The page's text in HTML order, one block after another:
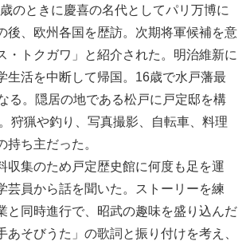
のときに慶喜の名代としてパリ万博に
後、欧州各国を歴訪。次期将軍候補を意
・トクガワ」と紹介された。明治維新に
生活を中断して帰国。16歳で水戸藩最
る。隠居の地である松戸に戸定邸を構
狩猟や釣り、写真撮影、自転車、料理
持ち主だった。
集のため戸定歴史館に何度も足を運
芸員から話を聞いた。ストーリーを練
と同時進行で、昭武の趣味を盛り込んだ
あそびうた」の歌詞と振り付けを考え、